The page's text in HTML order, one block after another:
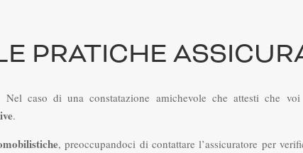
PRATICHE
caso di una constatazione amichevole che attesti che
.
, preoccupandoci di contattare l’assicuratore per